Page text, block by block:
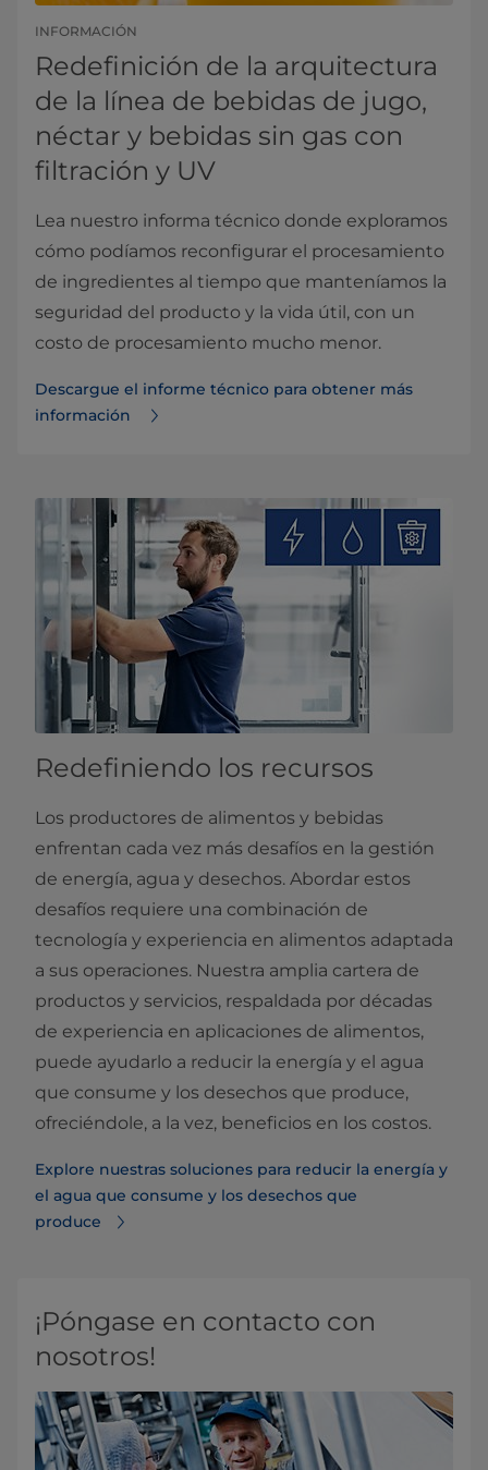
INFORMACIÓN
Redefinición de la arquitectura
de la línea de bebidas de jugo,
néctar y bebidas sin gas con
filtración y UV
Lea nuestro informa técnico donde exploramos
cómo podíamos reconfigurar el procesamiento
de ingredientes al tiempo que manteníamos la
seguridad del producto y la vida útil, con un
costo de procesamiento mucho menor.
Descargue el informe técnico para obtener más
información
Redefiniendo los recursos
Los productores de alimentos y bebidas
enfrentan cada vez más desafíos en la gestión
de energía, agua y desechos. Abordar estos
desafíos requiere una combinación de
tecnología y experiencia en alimentos adaptada
a sus operaciones. Nuestra amplia cartera de
productos y servicios, respaldada por décadas
de experiencia en aplicaciones de alimentos,
puede ayudarlo a reducir la energía y el agua
que consume y los desechos que produce,
ofreciéndole, a la vez, beneficios en los costos.
Explore nuestras soluciones para reducir la energía y
el agua que consume y los desechos que
produce
¡Póngase en contacto con
nosotros!